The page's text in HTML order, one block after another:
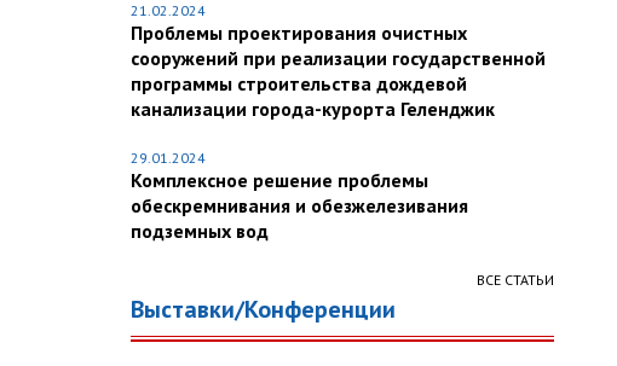
21.02.2024
Проблемы проектирования очистных
сооружений при реализации государственной
программы строительства дождевой
канализации города-курорта Геленджик
29.01.2024
Комплексное решение проблемы
обескремнивания и обезжелезивания
подземных вод
ВСЕ СТАТЬИ
Выставки/Конференции